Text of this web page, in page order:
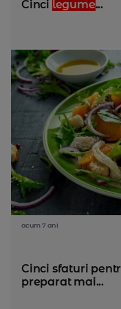
Cinci legume...
acum 7 ani
Cinci sfaturi
preparat mai...